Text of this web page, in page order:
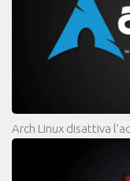
Arch Linux disattiva